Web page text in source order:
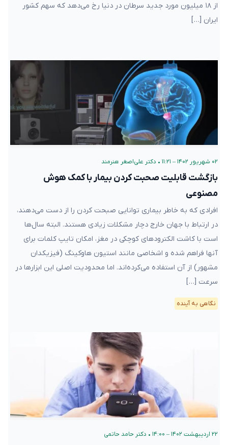
از ۱۸ میلیون مورد جدید سرطان در دنیا رخ می‌دهد که سهم کشور
ایران […]
۰۲ شهریور ۱۴۰۲ – ۱۱:۲۱ • دکتر علی‌اصغر هنرمند
بازگشت قابلیت صحبت کردن بیمار با کمک هوش
مصنوعی
افرادی که به خاطر بیماری‌ توانایی صبحت‌ کردن را از دست می‌دهند،
در ارتباط با جهان خارج دچار مشکلات زیادی هستند. البته سال‌ها
است با کاشت الکترود‌های کوچکی در مغز، امکان تایپ کلمات برای
آنها فراهم شده و اشخاصی مانند استیون هاوکینگ (فیزیکدان
مشهور) از آن استفاده می‌کرده‌اند. اما محدودیت اصلی این ابزارها در
سرعت […]
نگاهی به آینده
۲۲ اردیبهشت ۱۴۰۲ – ۱۴:۰۰ • دکتر حامد حاتمی